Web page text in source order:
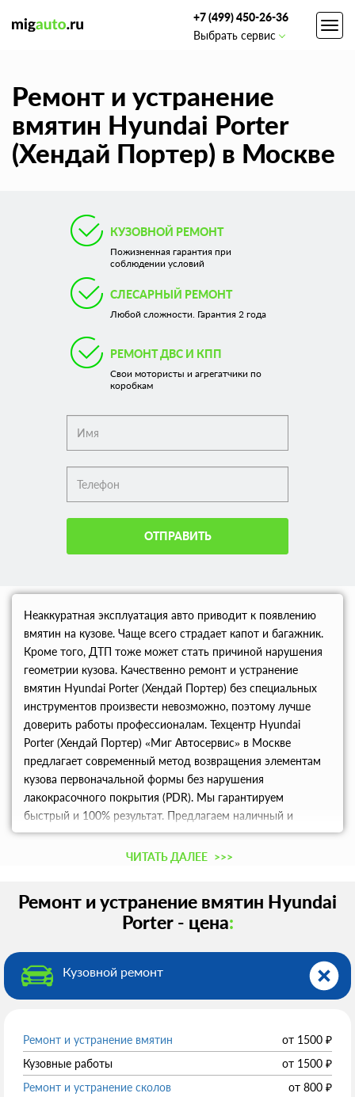
+7 (499) 450-26-36
Выбрать сервис
Ремонт и устранение
вмятин Hyundai Porter
(Хендай Портер) в Москве
КУЗОВНОЙ РЕМОНТ
Пожизненная гарантия при
соблюдении условий
СЛЕСАРНЫЙ РЕМОНТ
Любой сложности. Гарантия 2 года
РЕМОНТ ДВС И КПП
Свои мотористы и агрегатчики по
коробкам
ОТПРАВИТЬ
Неаккуратная эксплуатация авто приводит к появлению
вмятин на кузове. Чаще всего страдает капот и багажник.
Кроме того, ДТП тоже может стать причиной нарушения
геометрии кузова. Качественно ремонт и устранение
вмятин Hyundai Porter (Хендай Портер) без специальных
инструментов произвести невозможно, поэтому лучше
доверить работы профессионалам. Техцентр Hyundai
Porter (Хендай Портер) «Миг Автосервис» в Москве
предлагает современный метод возвращения элементам
кузова первоначальной формы без нарушения
лакокрасочного покрытия (PDR). Мы гарантируем
быстрый и 100% результат. Предлагаем наличный и
безналичный расчет и скидки постоянным клиентам. Нас
отличает сервис на высшем уровне и доступные цены.
ЧИТАТЬ ДАЛЕЕ >>>
Ремонт и устранение вмятин Hyundai
Porter - цена:
Кузовной ремонт
Ремонт и устранение вмятин от 1500 ₽
Кузовные работы
от 1500 ₽
Ремонт и устранение сколов
от 800 ₽